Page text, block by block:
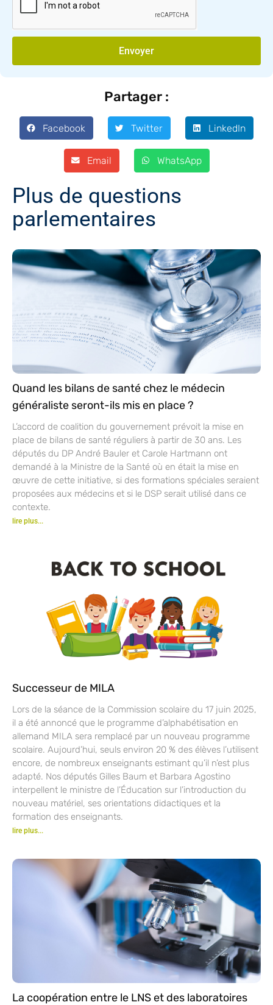
Envoyer
Partager :
Facebook Twitter LinkedIn
Email WhatsApp
Plus de questions
parlementaires
Quand les bilans de santé chez le médecin
généraliste seront-ils mis en place ?
L’accord de coalition du gouvernement prévoit la mise en
place de bilans de santé réguliers à partir de 30 ans. Les
députés du DP André Bauler et Carole Hartmann ont
demandé à la Ministre de la Santé où en était la mise en
œuvre de cette initiative, si des formations spéciales seraient
proposées aux médecins et si le DSP serait utilisé dans ce
contexte.
lire plus...
Successeur de MILA
Lors de la séance de la Commission scolaire du 17 juin 2025,
il a été annoncé que le programme d’alphabétisation en
allemand MILA sera remplacé par un nouveau programme
scolaire. Aujourd’hui, seuls environ 20 % des élèves l’utilisent
encore, de nombreux enseignants estimant qu’il n’est plus
adapté. Nos députés Gilles Baum et Barbara Agostino
interpellent le ministre de l’Éducation sur l’introduction du
nouveau matériel, ses orientations didactiques et la
formation des enseignants.
lire plus...
La coopération entre le LNS et des laboratoires